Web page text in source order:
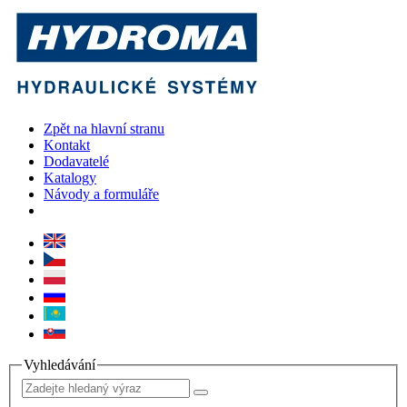
Zpět na hlavní stranu
Kontakt
Dodavatelé
Katalogy
Návody a formuláře
Vyhledávání